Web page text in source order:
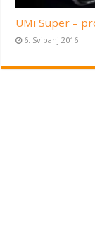
UMi Super –
6. Svibanj 2016